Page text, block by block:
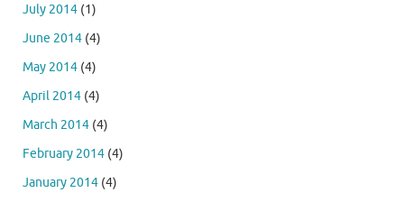
July 2014 (1)
June 2014 (4)
May 2014 (4)
April 2014 (4)
March 2014 (4)
February 2014 (4)
January 2014 (4)